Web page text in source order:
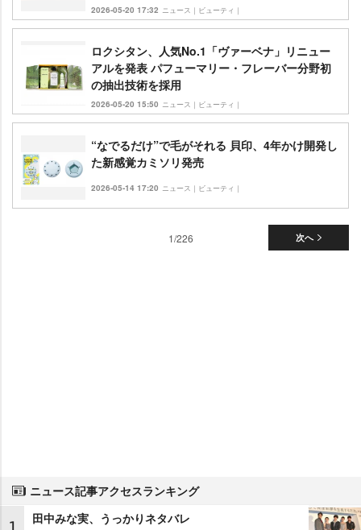
2026-05-20 17:32 ニュース｜ビューティ｜
ロクシタン、人気No.1「ヴァーベナ」リニュー
アルを発表 パフューマリー・フレーバー分野初
の抽出技術を採用
2026-05-20 15:50 ニュース｜ビューティ｜
“なでるだけ”で毛がそれる 貝印、4年かけ開発し
た新感覚カミソリ発売
2026-05-14 17:20 ニュース｜ビューティ｜
次へ
1/226
ニュース記事アクセスランキング
田中みな実、うっかりネタバレ